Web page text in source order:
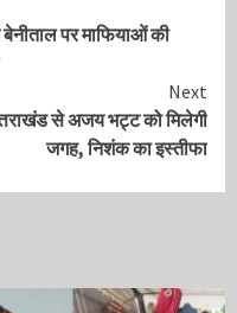
पर माफियाओं की
Next
से अजय भट्ट को मिलेगी
जगह, निशंक का इस्तीफा